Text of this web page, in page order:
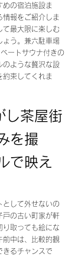
めの宿泊施設ま
報をご紹介しま
て最大限に楽しむ
ょう。兼六駐車場
ートサウナ付きの
のような贅沢な設
約束してくれま
し茶屋街
を撮
で映え
として外せないの
戸の古い町家が軒
り取っても絵にな
前中は、比較的観
きるチャンスで